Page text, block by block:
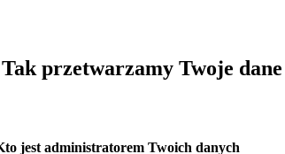
website
Tak przetwarzamy Twoje
jest administratorem Twoich danych